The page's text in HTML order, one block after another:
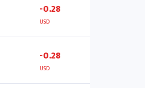
-0.28
USD
-0.28
USD